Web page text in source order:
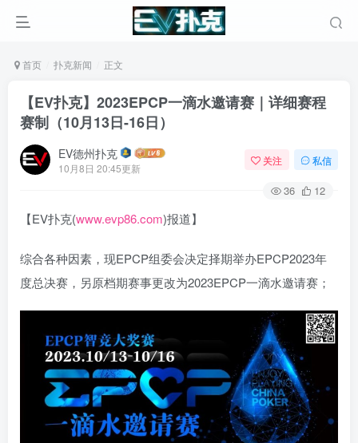
首页 扑克新闻 正文
【EV扑克】2023EPCP一滴水邀请赛｜详细赛程
赛制（10月13日-16日）
EV德州扑克
10月8日 20:45更新
关注 私信
36 12
【EV扑克(www.evp86.com)报道】
综合各种因素，现EPCP组委会决定择期举办EPCP2023年
度总决赛，另原档期赛事更改为2023EPCP一滴水邀请赛；